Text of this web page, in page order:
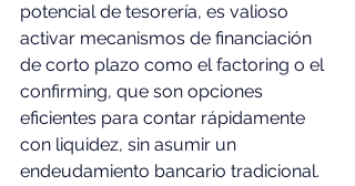
potencial de tesorería, es valioso
activar mecanismos de financiación
de corto plazo como el factoring o el
confirming, que son opciones
eficientes para contar rápidamente
con liquidez, sin asumir un
endeudamiento bancario tradicional.